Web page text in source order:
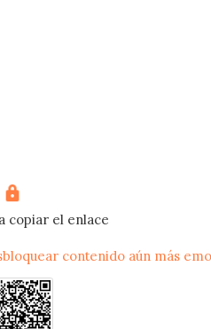
un cerdo también!", dijo
"Creo que sería
darle una hermanita a
empresa con dos niños y
copiar el enlace
contenido aún más